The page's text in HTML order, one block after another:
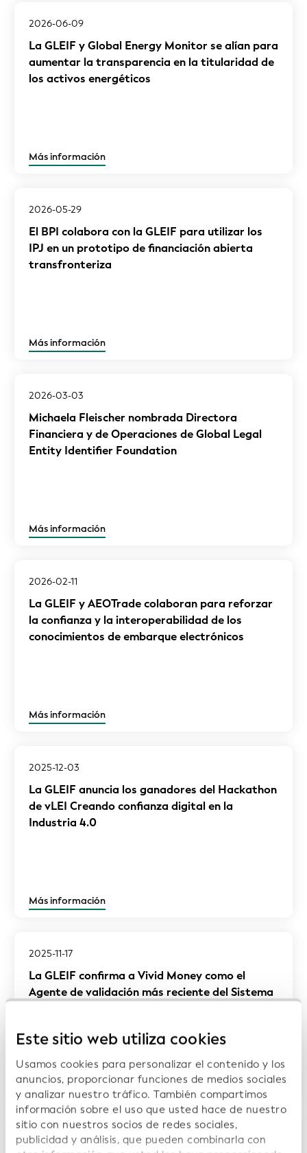
Este sitio web utiliza cookies
Usamos cookies para personalizar el contenido y los
anuncios, proporcionar funciones de medios sociales
y analizar nuestro tráfico. También compartimos
información sobre el uso que usted hace de nuestro
sitio con nuestros socios de redes sociales,
publicidad y análisis, que pueden combinarla con
2026-06-09
La GLEIF y Global Energy Monitor se alían para
aumentar la transparencia en la titularidad de
los activos energéticos
Más información
2026-05-29
El BPI colabora con la GLEIF para utilizar los
IPJ en un prototipo de financiación abierta
transfronteriza
Más información
2026-03-03
Michaela Fleischer nombrada Directora
Financiera y de Operaciones de Global Legal
Entity Identifier Foundation
Más información
2026-02-11
La GLEIF y AEOTrade colaboran para reforzar
la confianza y la interoperabilidad de los
conocimientos de embarque electrónicos
Más información
2025-12-03
La GLEIF anuncia los ganadores del Hackathon
de vLEI Creando confianza digital en la
Industria 4.0
Más información
2025-11-17
La GLEIF confirma a Vivid Money como el
Agente de validación más reciente del Sistema
Más información
2025-11-07